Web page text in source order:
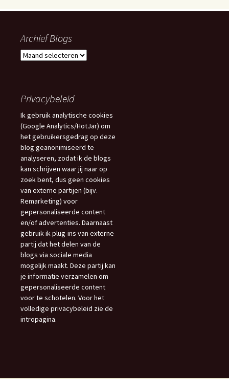
Archief Blogs
Archief
Privacybeleid
Ik gebruik analytische cookies
(Google Analytics/HotJar) om
het gebruikersgedrag op deze
blog geanonimiseerd te
analyseren, zodat ik de blogs
kan schrijven waar jij naar op
zoek bent, dus geen cookies
van externe partijen (bijv.
Remarketing) voor
gepersonaliseerde content
en/of advertenties. Daarnaast
gebruik ik plug-ins van externe
partij dat het delen van de
blogs via sociale media
mogelijk maakt. Deze partij kan
je informatie verzamelen om
gepersonaliseerde content
voor te schotelen. Voor het
volledige privacybeleid zie de
intropagina.